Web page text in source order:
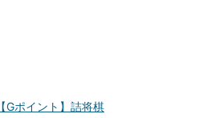
【Gポイント】詰将棋